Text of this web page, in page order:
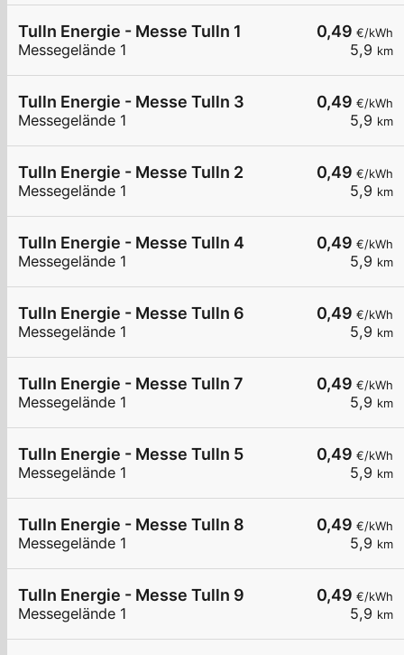
0,49 €/kWh
5,9 km
Tulln Energie - Messe Tulln 1
Messegelände 1
0,49 €/kWh
5,9 km
Tulln Energie - Messe Tulln 3
Messegelände 1
0,49 €/kWh
5,9 km
Tulln Energie - Messe Tulln 2
Messegelände 1
0,49 €/kWh
5,9 km
Tulln Energie - Messe Tulln 4
Messegelände 1
0,49 €/kWh
5,9 km
Tulln Energie - Messe Tulln 6
Messegelände 1
0,49 €/kWh
5,9 km
Tulln Energie - Messe Tulln 7
Messegelände 1
0,49 €/kWh
5,9 km
Tulln Energie - Messe Tulln 5
Messegelände 1
0,49 €/kWh
5,9 km
Tulln Energie - Messe Tulln 8
Messegelände 1
0,49 €/kWh
5,9 km
Tulln Energie - Messe Tulln 9
Messegelände 1